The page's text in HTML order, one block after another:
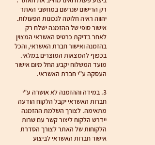
רק הרישום שנרשם במחשבי האתר
יהווה ראיה חלוטה לנכונות הפעולות.
אישור סופי של ההזמנה ישלח רק
לאחר בדיקת כרטיס האשראי המצוין
בהזמנה ואישור חברת האשראי, והכל
בכפוף להמצאות המוצרים במלאי.
מועד המשלוח יקבע החל מיום אישור
העסקה ע"י חברת האשראי.
3. במידה וההזמנה לא אושרה ע"י
חברות האשראי יקבל הלקוח הודעה
מתאימה. לצורך השלמת ההזמנה
יידרש הלקוח ליצור קשר עם שרות
הלקוחות של האתר לצורך הסדרת
אישור חברות האשראי לביצוע